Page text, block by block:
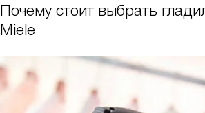
Почему стоит выбрать
Miele